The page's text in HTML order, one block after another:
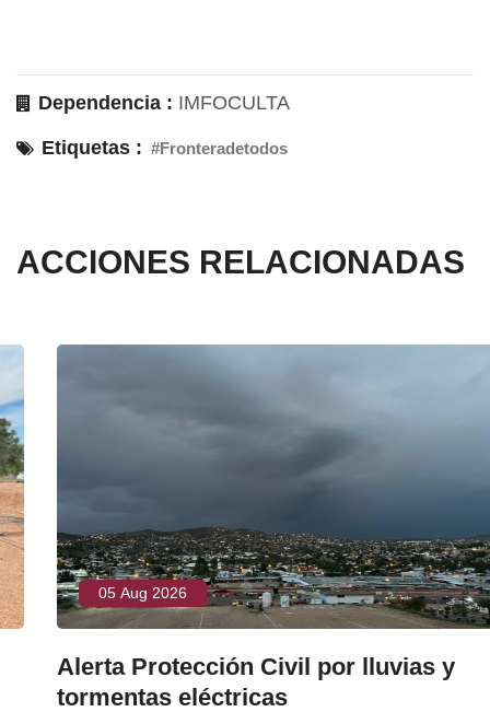
Dependencia : IMFOCULTA
Etiquetas : #Fronteradetodos
ACCIONES RELACIONADAS
05 Aug 2026
Alerta Protección Civil por lluvias y
tormentas eléctricas